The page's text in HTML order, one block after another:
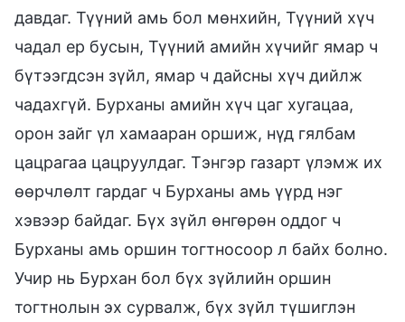
давдаг. Түүний амь бол мөнхийн, Түүний хүч
чадал ер бусын, Түүний амийн хүчийг ямар ч
бүтээгдсэн зүйл, ямар ч дайсны хүч дийлж
чадахгүй. Бурханы амийн хүч цаг хугацаа,
орон зайг үл хамааран оршиж, нүд гялбам
цацрагаа цацруулдаг. Тэнгэр газарт үлэмж их
өөрчлөлт гардаг ч Бурханы амь үүрд нэг
хэвээр байдаг. Бүх зүйл өнгөрөн оддог ч
Бурханы амь оршин тогтносоор л байх болно.
Учир нь Бурхан бол бүх зүйлийн оршин
тогтнолын эх сурвалж, бүх зүйл түшиглэн